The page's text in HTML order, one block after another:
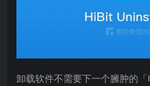
卸载软件不需要下一个臃肿的